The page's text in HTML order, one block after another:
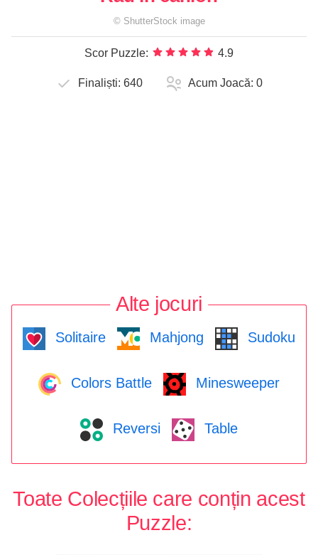
© ShutterStock image
Scor Puzzle: 4.9
Finaliști: 640 Acum Joacă: 0
Alte jocuri
Solitaire Mahjong Sudoku
Colors Battle Minesweeper
Reversi Table
Toate Colecțiile care conțin acest
Puzzle: